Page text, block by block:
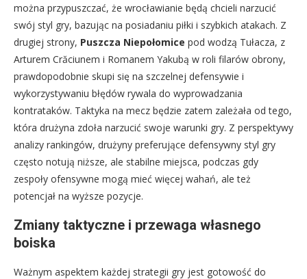
można przypuszczać, że wrocławianie będą chcieli narzucić
swój styl gry, bazując na posiadaniu piłki i szybkich atakach. Z
drugiej strony, Puszcza Niepołomice pod wodzą Tułacza, z
Arturem Crăciunem i Romanem Yakubą w roli filarów obrony,
prawdopodobnie skupi się na szczelnej defensywie i
wykorzystywaniu błędów rywala do wyprowadzania
kontrataków. Taktyka na mecz będzie zatem zależała od tego,
która drużyna zdoła narzucić swoje warunki gry. Z perspektywy
analizy rankingów, drużyny preferujące defensywny styl gry
często notują niższe, ale stabilne miejsca, podczas gdy
zespoły ofensywne mogą mieć więcej wahań, ale też
potencjał na wyższe pozycje.
Zmiany taktyczne i przewaga własnego
boiska
Ważnym aspektem każdej strategii gry jest gotowość do